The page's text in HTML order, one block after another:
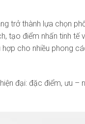
trở thành lựa chọn
tạo điểm nhấn tinh
cho nhiều phong
đại: đặc điểm, ưu